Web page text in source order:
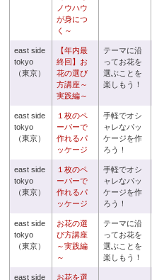
ノウハウ
が身につ
く～
east side
tokyo
（東京）
【年内最
終回】お
花の選び
方講座～
実践編～
テーマに沿
ってお花を
選ぶことを
楽しもう！
east side
tokyo
（東京）
１枚のペ
ーパーで
作れるパ
ッケージ
手軽でオシ
ャレなパッ
ケージを作
ろう！
east side
tokyo
（東京）
１枚のペ
ーパーで
作れるパ
ッケージ
手軽でオシ
ャレなパッ
ケージを作
ろう！
east side
tokyo
（東京）
お花の選
び方講座
～実践編
～
テーマに沿
ってお花を
選ぶことを
楽しもう！
east side
お花を選